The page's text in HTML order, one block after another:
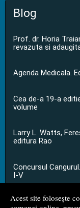
Acest site folosește
Blog
Prof. dr. Horia
revazuta si
Agenda Medicala.
Cea de-a 19-a
volume
Larry L. Watts,
editura Rao
Concursul
I-V
...toate știrile